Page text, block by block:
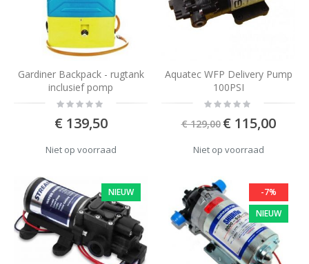
Gardiner Backpack - rugtank
inclusief pomp
Rating:
0%
€ 139,50
Niet op voorraad
Aquatec WFP Delivery Pump
100PSI
Rating:
0%
€ 129,00 Special
Price
€ 115,00
Niet op voorraad
NIEUW
-7%
NIEUW